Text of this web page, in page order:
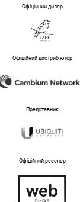
Офіційний дилер
Офіційний дистриб'ютор
Представник
Офіційний реселер